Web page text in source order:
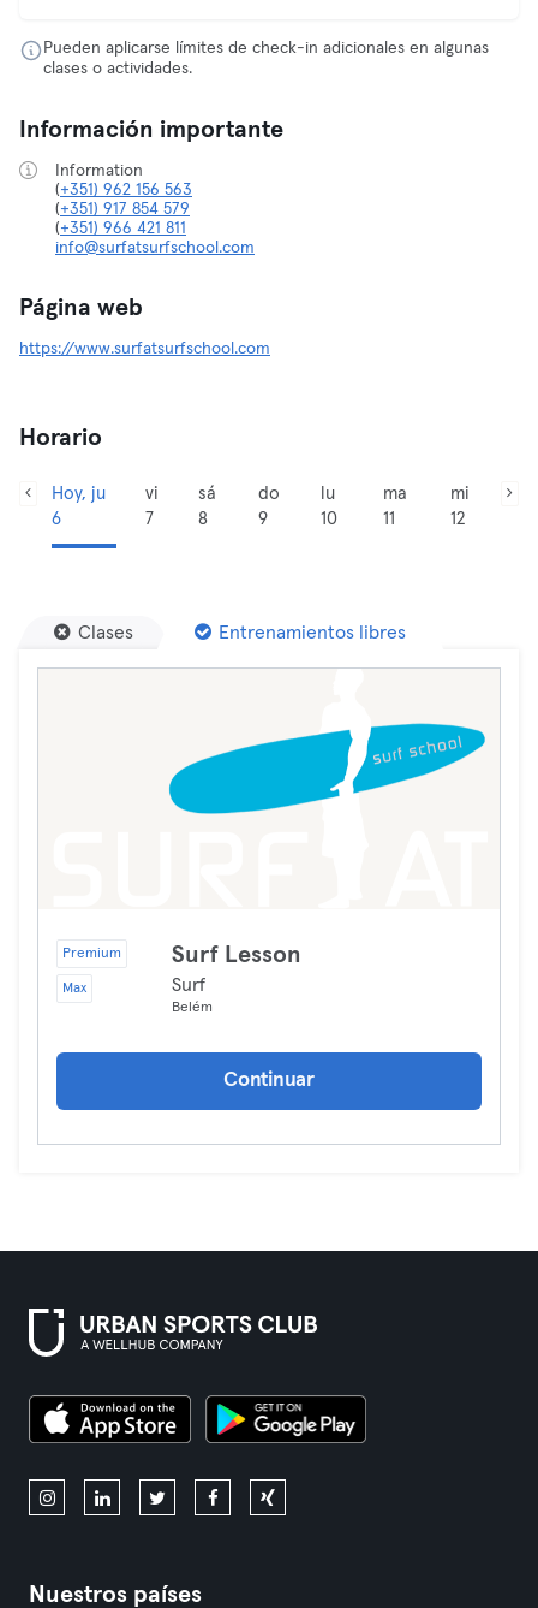
Pueden aplicarse límites de check-in adicionales en algunas
clases o actividades.
Información importante
Information
(+351) 962 156 563
(+351) 917 854 579
(+351) 966 421 811
info@surfatsurfschool.com
Página web
https://www.surfatsurfschool.com
Horario
Hoy, ju
6
vi
7
sá
8
do
9
lu
10
ma
11
mi
12
Clases Entrenamientos libres
Premium
Max
Surf Lesson
Surf
Belém
Continuar
Nuestros países